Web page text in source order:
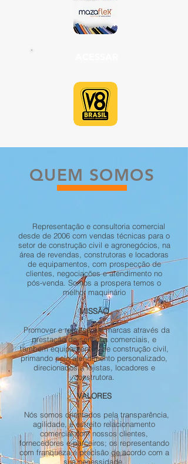
QUEM SOMOS
Representação e consultoria comercial
desde de 2006 com vendas técnicas para o
setor de construção civil e agronegócios, na
área de revendas, construtoras e locadoras
de equipamentos, com prospecção de
clientes, negociações e atendimento no
pós-venda. Somos a prospera temos o
melhor maquinário
MISSÃO
Promover e representar marcas através da
prestação de serviços comerciais, e
também equipamentos de construção civil,
primando pelo atendimento personalizado,
direcionados a lojistas, locadores e
construtora.
VALORES
Nós somos orientados pela transparência,
agilidade, e estreito relacionamento
comercial com nossos clientes,
fornecedores e parceiros; os representando
com franqueza e precisão de acordo com a
sua necessidade.